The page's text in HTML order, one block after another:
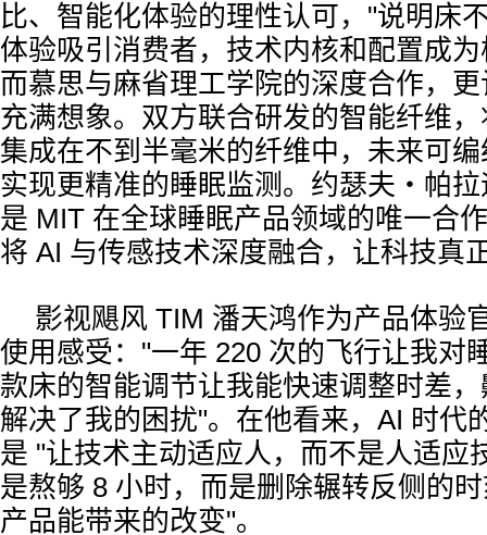
比、智能化体验的理性认可，"说明床
体验吸引消费者，技术内核和配置成
而慕思与麻省理工学院的深度合作，
充满想象。双方联合研发的智能纤维
集成在不到半毫米的纤维中，未来可
实现更精准的睡眠监测。约瑟夫・帕
是 MIT 在全球睡眠产品领域的唯一合
将 AI 与传感技术深度融合，让科技真
影视飓风 TIM 潘天鸿作为产品体验
使用感受："一年 220 次的飞行让我对
款床的智能调节让我能快速调整时差
解决了我的困扰"。在他看来，AI 时代
是 "让技术主动适应人，而不是人适应
是熬够 8 小时，而是删除辗转反侧的
产品能带来的改变"。